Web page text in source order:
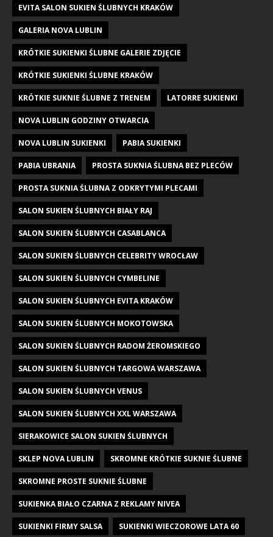
EVITA SALON SUKIEN ŚLUBNYCH KRAKÓW
GALERIA NOVA LUBLIN
KRÓTKIE SUKIENKI ŚLUBNE GALERIE ZDJĘCIE
KRÓTKIE SUKIENKI ŚLUBNE KRAKÓW
KRÓTKIE SUKNIE ŚLUBNE Z TRENEM LATORRE SUKIENKI
NOVA LUBLIN GODZINY OTWARCIA
NOVA LUBLIN SUKIENKI PABIA SUKIENKI
PABIA UBRANIA PROSTA SUKNIA ŚLUBNA BEZ PLECÓW
PROSTA SUKNIA ŚLUBNA Z ODKRYTYMI PLECAMI
SALON SUKIEN ŚLUBNYCH BIAŁY RAJ
SALON SUKIEN ŚLUBNYCH CASABLANCA
SALON SUKIEN ŚLUBNYCH CELEBRITY WROCŁAW
SALON SUKIEN ŚLUBNYCH CYMBELINE
SALON SUKIEN ŚLUBNYCH EVITA KRAKÓW
SALON SUKIEN ŚLUBNYCH MOKOTOWSKA
SALON SUKIEN ŚLUBNYCH RADOM ŻEROMSKIEGO
SALON SUKIEN ŚLUBNYCH TARGOWA WARSZAWA
SALON SUKIEN ŚLUBNYCH VENUS
SALON SUKIEN ŚLUBNYCH XXL WARSZAWA
SIERAKOWICE SALON SUKIEN ŚLUBNYCH
SKLEP NOVA LUBLIN SKROMNE KRÓTKIE SUKNIE ŚLUBNE
SKROMNE PROSTE SUKNIE ŚLUBNE
SUKIENKA BIAŁO CZARNA Z REKLAMY NIVEA
SUKIENKI FIRMY SALSA SUKIENKI WIECZOROWE LATA 60